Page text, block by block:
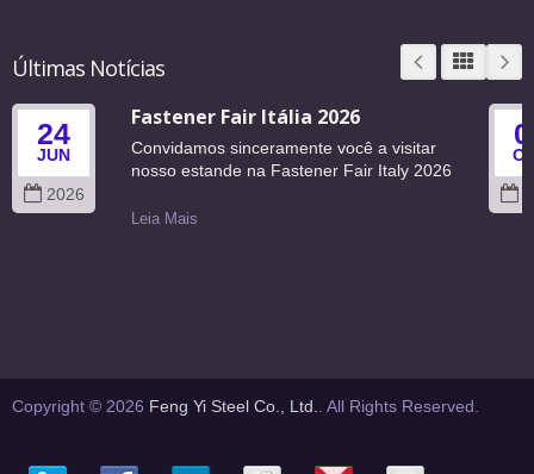
Últimas Notícias
24
JUN
2026
Fastener Fair Itália 2026
Convidamos sinceramente você a visitar
nosso estande na Fastener Fair Italy 2026
Leia Mais
Copyright © 2026 Feng Yi Steel Co., Ltd.. All Rights Reserved.